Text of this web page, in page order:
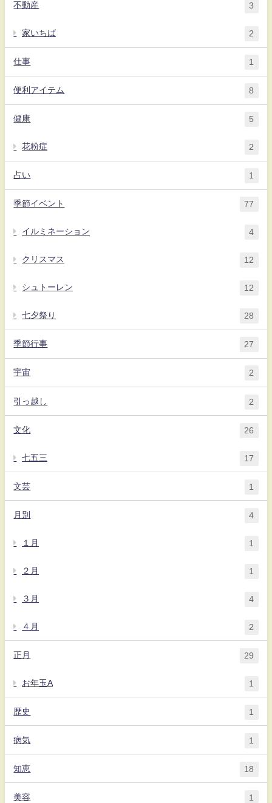
不動産 3
家いちば 2
仕事 1
便利アイテム 8
健康 5
花粉症 2
占い 1
季節イベント 77
イルミネーション 4
クリスマス 12
シュトーレン 12
七夕祭り 28
季節行事 27
宇宙 2
引っ越し 2
文化 26
七五三 17
文芸 1
月別 4
１月 1
２月 1
３月 4
４月 2
正月 29
お年玉A 1
歴史 1
病気 1
知恵 18
美容 1